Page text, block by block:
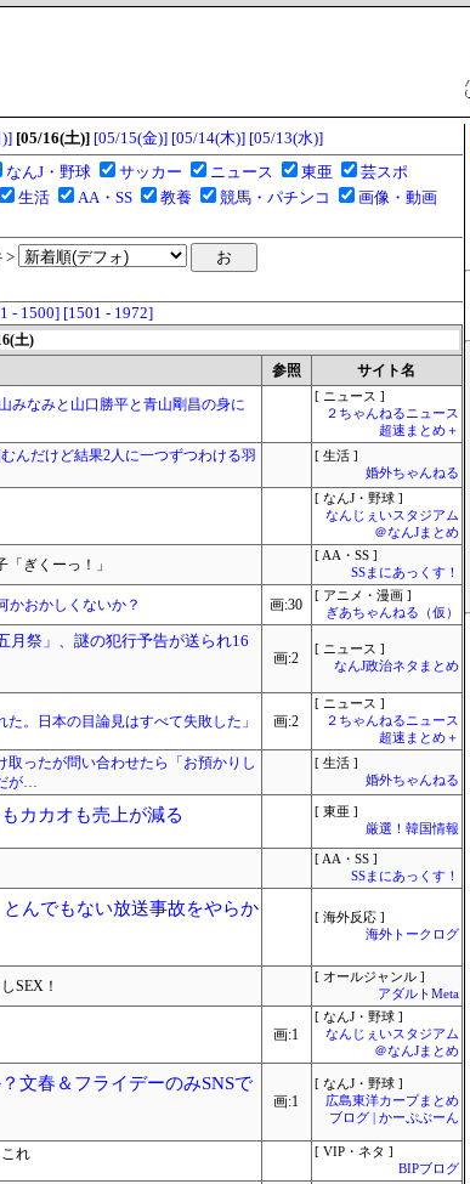
[05/16(土)] [05/15(金)] [05/14(木)] [05/13(水)]
なんJ・野球 サッカー ニュース 東亜
芸スポ
生活 AA・SS 教養 競馬・パチンコ
画像・動画
>
- 1500] [1501 - 1972]
土)
参照 サイト名
みなみと山口勝平と青山剛昌の身に
[ ニュース ]
２ちゃんねるニュース
超速まとめ＋
んだけど結果2人に一つずつわける羽
[ 生活 ]
婚外ちゃんねる
[ なんJ・野球 ]
なんじぇいスタジアム
＠なんJまとめ
ぎくーっ！」
[ AA・SS ]
SSまにあっくす！
おかしくないか？ 画:30
[ アニメ・漫画 ]
ぎあちゃんねる（仮）
月祭」、謎の犯行予告が送られ16
画:2
[ ニュース ]
なんJ政治ネタまとめ
。日本の目論見はすべて失敗した」 画:2
[ ニュース ]
２ちゃんねるニュース
超速まとめ＋
取ったが問い合わせたら「お預かりし
が…
[ 生活 ]
婚外ちゃんねる
カカオも売上が減る
[ 東亜 ]
厳選！韓国情報
[ AA・SS ]
SSまにあっくす！
んでもない放送事故をやらか
[ 海外反応 ]
海外トークログ
SEX！
[ オールジャンル ]
アダルトMeta
画:1
[ なんJ・野球 ]
なんじぇいスタジアム
＠なんJまとめ
文春＆フライデーのみSNSで
画:1
[ なんJ・野球 ]
広島東洋カープまとめ
ブログ | かーぷぶーん
れ
[ VIP・ネタ ]
BIPブログ